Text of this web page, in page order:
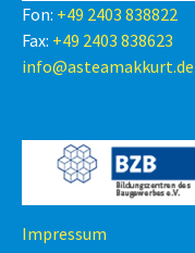
Fon: +49 2403 838822
Fax: +49 2403 838623
info@asteamakkurt.de
Impressum